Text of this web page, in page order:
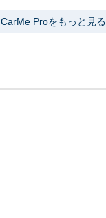
CarMe Proをもっと見る